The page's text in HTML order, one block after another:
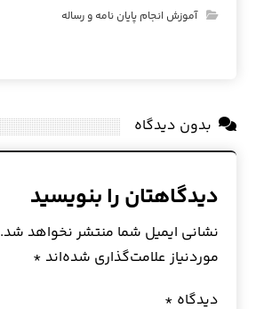
آموزش انجام پایان نامه و رساله
بدون دیدگاه
دیدگاهتان را بنویسید
نشانی ایمیل شما منتشر نخواهد شد.
موردنیاز علامت‌گذاری شده‌اند *
دیدگاه *